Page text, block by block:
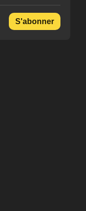
S'abonner